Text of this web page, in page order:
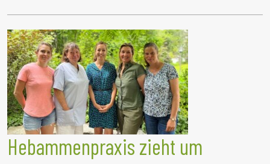
Hebammenpraxis zieht um